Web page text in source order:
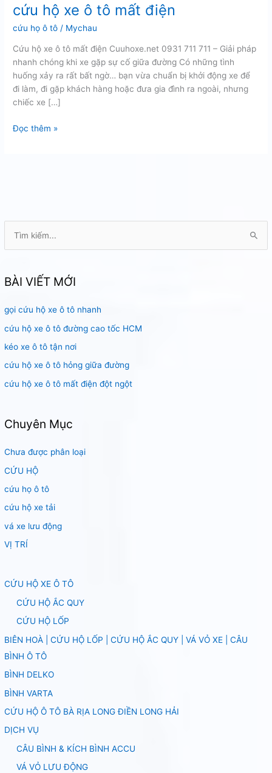
k
ế
m
:
BÀI VIẾT MỚI
gọi cứu hộ xe ô tô nhanh
cứu hộ xe ô tô đường cao tốc HCM
kéo xe ô tô tận nơi
cứu hộ xe ô tô hỏng giữa đường
cứu hộ xe ô tô mất điện đột ngột
Chuyên Mục
Chưa được phân loại
CỨU HỘ
cứu họ ô tô
cứu hộ xe tải
vá xe lưu động
VỊ TRÍ
CỨU HỘ XE Ô TÔ
CỨU HỘ ẮC QUY
CỨU HỘ LỐP
BIÊN HOÀ | CỨU HỘ LỐP | CỨU HỘ ẮC QUY | VÁ VỎ XE | CÂU
BÌNH Ô TÔ
BÌNH DELKO
BÌNH VARTA
CỨU HỘ Ô TÔ BÀ RỊA LONG ĐIỀN LONG HẢI
DỊCH VỤ
CÂU BÌNH & KÍCH BÌNH ACCU
VÁ VỎ LƯU ĐỘNG
cứu hộ xe ô tô mất điện
cứu họ ô tô / Mychau
Cứu hộ xe ô tô mất điện Cuuhoxe.net 0931 711 711 – Giải pháp
nhanh chóng khi xe gặp sự cố giữa đường Có những tình
huống xảy ra rất bất ngờ… bạn vừa chuẩn bị khởi động xe để
đi làm, đi gặp khách hàng hoặc đưa gia đình ra ngoài, nhưng
chiếc xe […]
cứu
Đọc thêm »